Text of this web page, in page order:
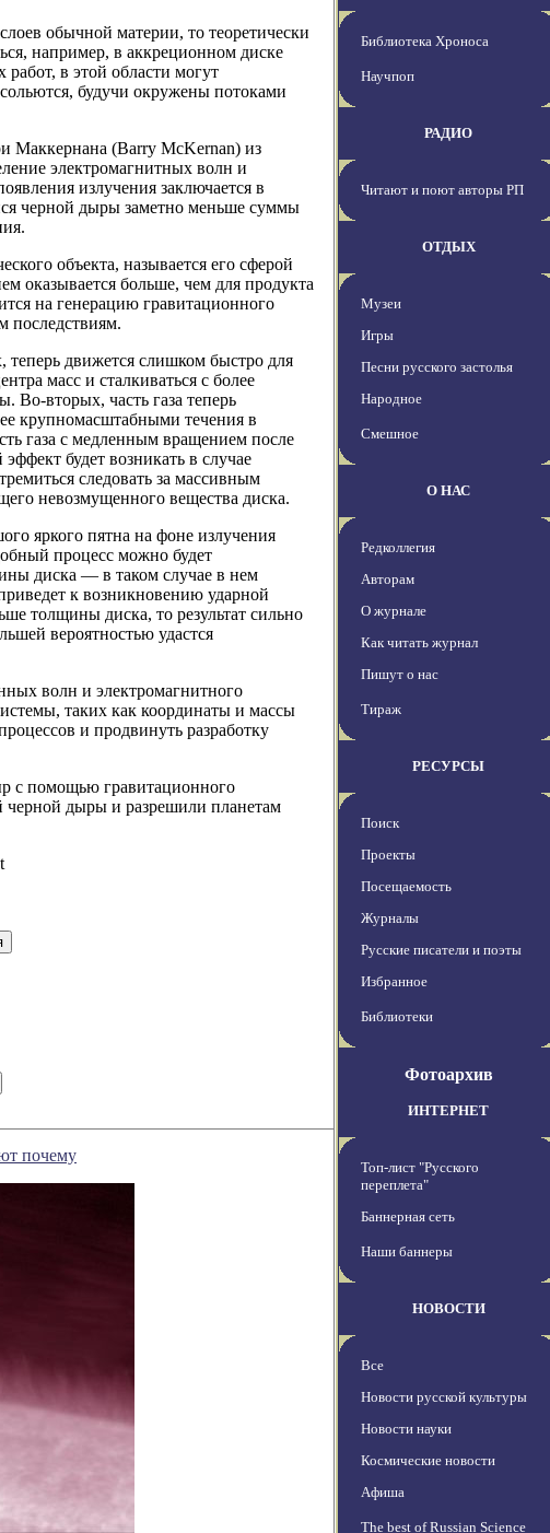
обычной материи, то теоретически
например, в аккреционном диске
в этой области могут
будучи окружены потоками
Маккернана (Barry McKernan) из
электромагнитных волн и
излучения заключается в
черной дыры заметно меньше суммы
объекта, называется его сферой
оказывается больше, чем для продукта
на генерацию гравитационного
последствиям.
теперь движется слишком быстро для
масс и сталкиваться с более
Во-вторых, часть газа теперь
крупномасштабными течения в
газа с медленным вращением после
будет возникать в случае
следовать за массивным
невозмущенного вещества диска.
яркого пятна на фоне излучения
процесс можно будет
диска — в таком случае в нем
к возникновению ударной
толщины диска, то результат сильно
вероятностью удастся
волн и электромагнитного
таких как координаты и массы
и продвинуть разработку
с помощью гравитационного
дыры и разрешили планетам
почему
Библиотека Хроноса
Научпоп
РАДИО
Читают и поют авторы РП
ОТДЫХ
Музеи
Игры
Песни русского застолья
Народное
Смешное
О НАС
Редколлегия
Авторам
О журнале
Как читать журнал
Пишут о нас
Тираж
РЕСУРСЫ
Поиск
Проекты
Посещаемость
Журналы
Русские писатели и поэты
Избранное
Библиотеки
Фотоархив
ИНТЕРНЕТ
Топ-лист "Русского
переплета"
Баннерная сеть
Наши баннеры
НОВОСТИ
Все
Новости русской культуры
Новости науки
Космические новости
Афиша
The best of Russian Science